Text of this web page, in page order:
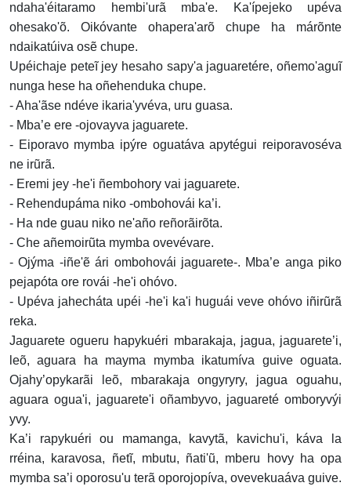
ndaha'éitaramo hembi'urã mba'e. Ka'ípejeko upéva
ohesako'õ. Oikóvante ohapera'arõ chupe ha márõnte
ndaikatúiva osẽ chupe.
Upéichaje peteĩ jey hesaho sapy'a jaguaretére, oñemo'aguĩ
nunga hese ha oñehenduka chupe.
- Aha'ãse ndéve ikaria'yvéva, uru guasa.
- Mba’e ere -ojovayva jaguarete.
- Eiporavo mymba ipýre oguatáva apytégui reiporavoséva
ne irũrã.
- Eremi jey -he'i ñembohory vai jaguarete.
- Rehendupáma niko -ombohovái ka’i.
- Ha nde guau niko ne'año reñorãirõta.
- Che añemoirũta mymba ovevévare.
- Ojýma -iñe'ẽ ári ombohovái jaguarete-. Mba’e anga piko
pejapóta ore rovái -he'i ohóvo.
- Upéva jahecháta upéi -he'i ka'i huguái veve ohóvo iñirũrã
reka.
Jaguarete ogueru hapykuéri mbarakaja, jagua, jaguarete’i,
leõ, aguara ha mayma mymba ikatumíva guive oguata.
Ojahy’opykarãi leõ, mbarakaja ongyryry, jagua oguahu,
aguara ogua'i, jaguarete'i oñambyvo, jaguareté omboryvýi
yvy.
Ka’i rapykuéri ou mamanga, kavytã, kavichu'i, káva la
rréina, karavosa, ñetĩ, mbutu, ñati'ũ, mberu hovy ha opa
mymba sa’i oporosu'u terã oporojopíva, ovevekuaáva guive.